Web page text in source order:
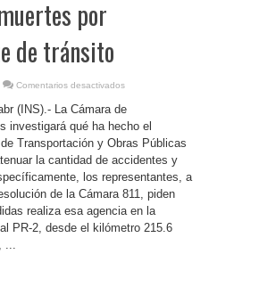
por
de tránsito
Comentarios desactivados
Cámara
investigará
qué
ha
el
DTOP
para
reducir
muertes
por
accidente
de
(INS).- La Cámara de
investigará qué ha hecho el
Transportación y Obras Públicas
la cantidad de accidentes y
los representantes, a
de la Cámara 811, piden
realiza esa agencia en la
PR-2, desde el kilómetro 215.6
...